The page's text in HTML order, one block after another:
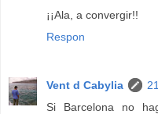
¡¡Ala, a convergir!!
Respon
Vent d Cabylia
Si Barcelona no